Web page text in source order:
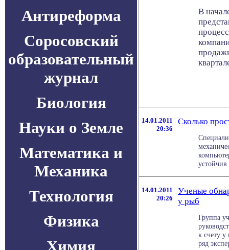
Антиреформа
Соросовский
образовательный
журнал
Биология
Науки о Земле
Математика и
Механика
Технология
Физика
Химия
В
14.01.2011
20:36
Сколько
14.01.2011
20:26
Ученые
у рыб
Группа
к счету
ряд